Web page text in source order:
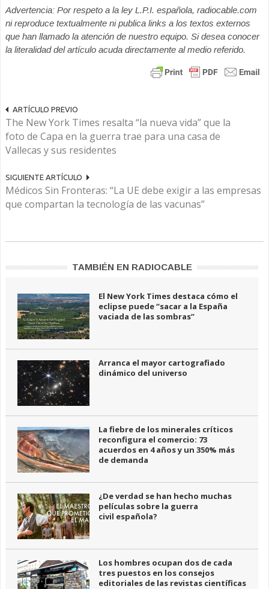
Advertencia: Por respeto a la ley L.P.I. española, radiocable.com
ni reproduce textualmente ni publica links a los textos externos
que han llamado la atención de nuestro equipo. Si desea conocer
la literalidad del artículo acuda directamente al medio referido.
ARTÍCULO PREVIO
The New York Times resalta “la nueva vida” que la
foto de Capa en la guerra trae para una casa de
Vallecas y sus residentes
SIGUIENTE ARTÍCULO
Médicos Sin Fronteras: “La UE debe exigir a las empresas
que compartan la tecnología de las vacunas”
TAMBIÉN EN RADIOCABLE
El New York Times destaca cómo el
eclipse puede “sacar a la España
vaciada de las sombras”
Arranca el mayor cartografiado
dinámico del universo
La fiebre de los minerales críticos
reconfigura el comercio: 73
acuerdos en 4 años y un 350% más
de demanda
¿De verdad se han hecho muchas
películas sobre la guerra
civil española?
Los hombres ocupan dos de cada
tres puestos en los consejos
editoriales de las revistas científicas